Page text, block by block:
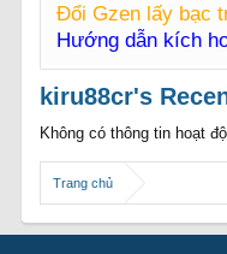
Đổi Gzen lấy bạc
Hướng dẫn kích
kiru88cr's
Không có thông tin hoạt
Trang chủ